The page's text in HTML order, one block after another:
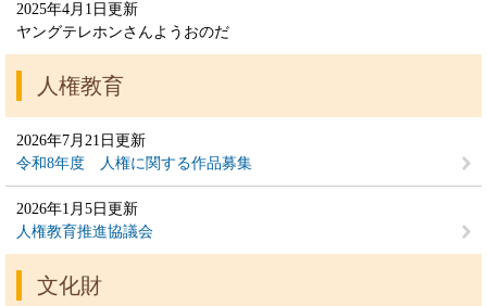
2025年4月1日更新
ヤングテレホンさんようおのだ
人権教育
2026年7月21日更新
令和8年度 人権に関する作品募集
2026年1月5日更新
人権教育推進協議会
文化財